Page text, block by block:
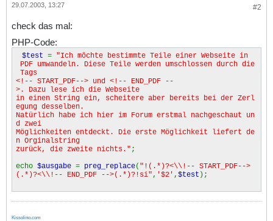
#2
29.07.2003, 13:27
check das mal:
PHP-Code:
$test = "Ich möchte bestimmte Teile einer Webseite in
PDF umwandeln. Diese Teile werden umschlossen durch die
Tags
<!-- START_PDF--> und <!-- END_PDF --
>. Dazu lese ich die Webseite
in einen String ein, scheitere aber bereits bei der Zerl
egung desselben.
Natürlich habe ich hier im Forum erstmal nachgeschaut un
d zwei
Möglichkeiten entdeckt. Die erste Möglichkeit liefert de
n Orginalstring
zurück, die zweite nichts." ;
echo $ausgabe = preg_replace( "!(.*)?<\\!-- START_PDF-->
(.*)?<\\!-- END_PDF -->(.*)?!si" , '$2' , $test );
Kissolino.com